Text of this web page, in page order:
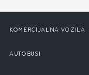
KOMERCIJALNA VOZILA
AUTOBUSI